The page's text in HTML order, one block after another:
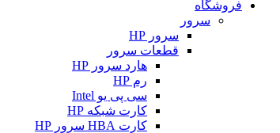
فروشگاه
سرور
سرور HP
قطعات سرور
هارد سرور HP
رم HP
سی پی یو Intel
کارت شبکه HP
کارت HBA سرور HP